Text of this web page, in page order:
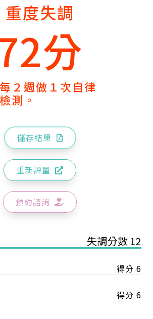
重度失調
分
２週做１次自律
測。
儲存結果
重新評量
預約諮詢
失調分數 12
得分 6
得分 6